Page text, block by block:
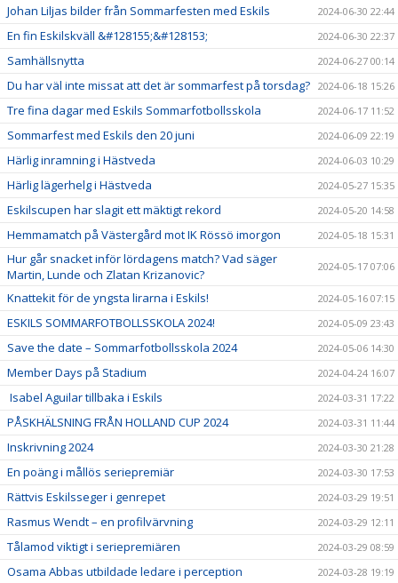
Johan Liljas bilder från Sommarfesten med Eskils 2024-06-30 22:44
En fin Eskilskväll &#128155;&#128153; 2024-06-30 22:37
Samhällsnytta 2024-06-27 00:14
Du har väl inte missat att det är sommarfest på torsdag? 2024-06-18 15:26
Tre fina dagar med Eskils Sommarfotbollsskola 2024-06-17 11:52
Sommarfest med Eskils den 20 juni 2024-06-09 22:19
Härlig inramning i Hästveda 2024-06-03 10:29
Härlig lägerhelg i Hästveda 2024-05-27 15:35
Eskilscupen har slagit ett mäktigt rekord 2024-05-20 14:58
Hemmamatch på Västergård mot IK Rössö imorgon 2024-05-18 15:31
Hur går snacket inför lördagens match? Vad säger
Martin, Lunde och Zlatan Krizanovic?
2024-05-17 07:06
Knattekit för de yngsta lirarna i Eskils! 2024-05-16 07:15
ESKILS SOMMARFOTBOLLSSKOLA 2024! 2024-05-09 23:43
Save the date – Sommarfotbollsskola 2024 2024-05-06 14:30
Member Days på Stadium 2024-04-24 16:07
Isabel Aguilar tillbaka i Eskils 2024-03-31 17:22
PÅSKHÄLSNING FRÅN HOLLAND CUP 2024 2024-03-31 11:44
Inskrivning 2024 2024-03-30 21:28
En poäng i mållös seriepremiär 2024-03-30 17:53
Rättvis Eskilsseger i genrepet 2024-03-29 19:51
Rasmus Wendt – en profilvärvning 2024-03-29 12:11
Tålamod viktigt i seriepremiären 2024-03-29 08:59
Osama Abbas utbildade ledare i perception 2024-03-28 19:19